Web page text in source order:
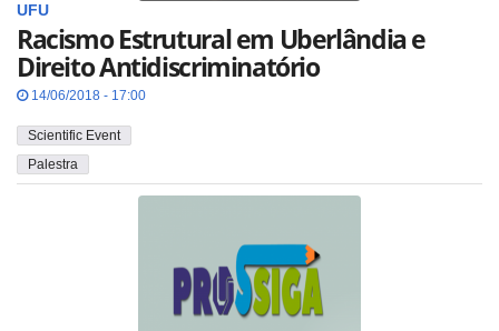
UFU
Racismo Estrutural em Uberlândia e
Direito Antidiscriminatório
14/06/2018 - 17:00
Scientific Event
Palestra